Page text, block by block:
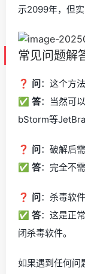
示2099年，但
常见问题解
❓ 问：这个方
✅ 答：当然可
bStorm等
❓ 问：破解后
✅ 答：完全不
❓ 问：杀毒软
✅ 答：这是正
闭杀毒软件。
如果遇到任何问